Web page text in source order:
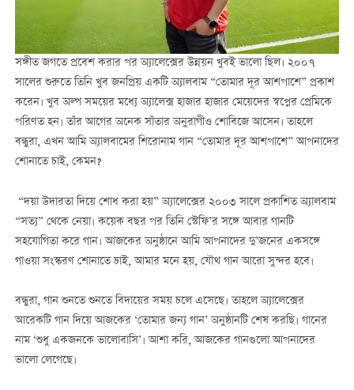
সঙ্গীত জগতে প্রবেশ করার পর অ্যালেক্সের উন্নয়ন খুবই ভালো ছিল। ২০০৭
সালের শুরুতে তিনি খুব জনপ্রিয় একটি অ্যালবাম “তোমার দূর আশপাশে” প্রকাশ
করেন। খুব অল্প সময়ের মধ্যে অ্যালেক্স হাজার হাজার মেয়েদের স্বপ্নের প্রেমিকে
পরিণত হন। তাঁর আগের অনেক সাঁতার অনুরাগীও শোবিজে আসেন। তাহলে
বন্ধুরা, এখন আমি অ্যালবামের শিরোনাম গান “তোমার দূর আশপাশে” আপনাদের
শোনাতে চাই, কেমন?
“দয়া উদারতা দিয়ে শোধ করা হয়” অ্যালেক্সের ২০০৩ সালে প্রকাশিত অ্যালবাম
“সত্য” থেকে নেয়া। কয়েক বছর পর তিনি স্টেফি’র সঙ্গে আবার গানটি
সহযোগিতা করে গান। আজকের অনুষ্ঠানে আমি আপনাদের দু’জনের একসঙ্গে
গাওয়া সংস্করণ শোনাতে চাই, আমার মনে হয়, যৌথ গান আরো সুন্দর হবে।
বন্ধুরা, গান শুনতে শুনতে বিদায়ের সময় চলে এসেছে। তাহলে অ্যালেক্সের
আরেকটি গান দিয়ে আজকের ‘তোমার জন্য গান’ অনুষ্ঠানটি শেষ করছি। গানের
নাম ‘শুধু একজনকে ভালোবাসি’। আশা করি, আজকের গানগুলো আপনাদের
ভালো লেগেছে।